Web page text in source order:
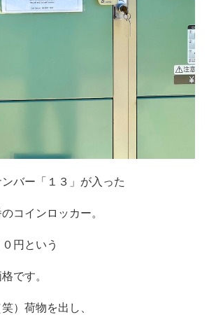
バー「１３」が入った
コインロッカー。
円という
です。
）荷物を出し、